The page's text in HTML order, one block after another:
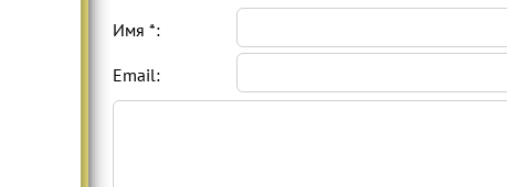
Имя *:
Email: